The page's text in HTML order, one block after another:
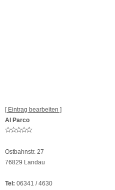
[ Eintrag bearbeiten ]
Al Parco
Ostbahnstr. 27
76829 Landau
Tel: 06341 / 4630